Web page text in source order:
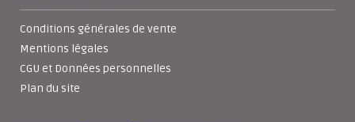
Conditions générales de vente
Mentions légales
CGU et Données personnelles
Plan du site